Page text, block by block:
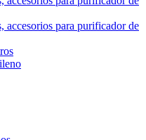
accesorios para purificador de